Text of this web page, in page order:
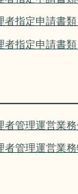
指定申請書
指定申請書
者管理運営業
者管理運営業